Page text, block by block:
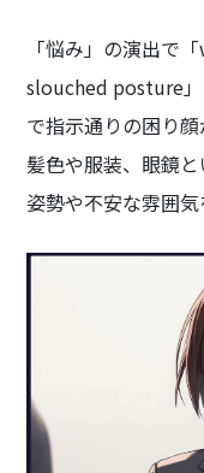
「悩み」の演出で
slouched posture
で指示通りの困り顔
髪色や服装、眼鏡
姿勢や不安な雰囲気